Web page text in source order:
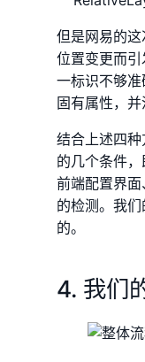
但是网易的
位置变更而
一标识不够
固有属性，并
结合上述四
的几个条件
前端配置界
的检测。我
的。
4. 我们